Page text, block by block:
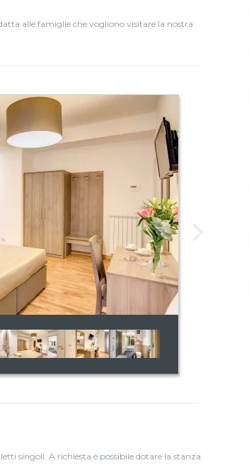
alle famiglie che vogliono visitare la nostra
singoli. A richiesta è possibile dotare la stanza